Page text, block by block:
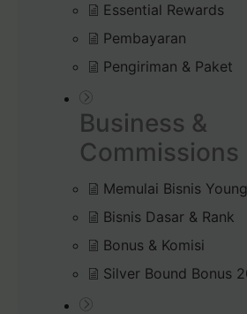
Essential Rewards
Pembayaran
Pengiriman & Paket
Business &
Commissions
Memulai Bisnis
Bisnis Dasar & Rank
Bonus & Komisi
Silver Bound Bonus